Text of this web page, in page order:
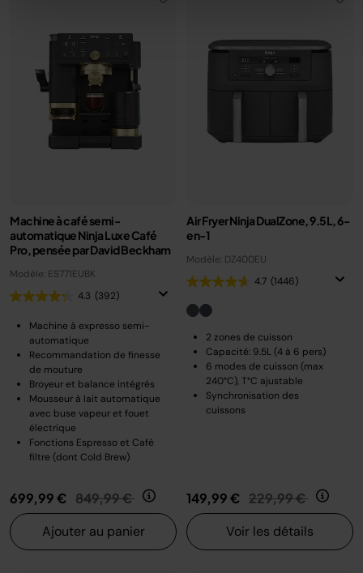
Machine à café semi-
automatique Ninja Luxe Café
Pro, pensée par David Beckham
Modèle: ES771EUBK
4.3 (392)
Machine à expresso semi-
automatique
Recommandation de finesse
de mouture
Broyeur et balance intégrés
Mousseur à lait automatique
avec buse vapeur et fouet
électrique
Fonctions Espresso et Café
filtre (dont Cold Brew)
699,99 € Prix réduit de
849,99 € au
Ajouter au panier
Air Fryer Ninja DualZone, 9.5L, 6-
en-1
Modèle: DZ400EU
4.7 (1446)
2 zones de cuisson
Capacité: 9.5L (4 à 6 pers)
6 modes de cuisson (max
240°C), T°C ajustable
Synchronisation des
cuissons
149,99 € Prix réduit de
229,99 € au
Voir les détails